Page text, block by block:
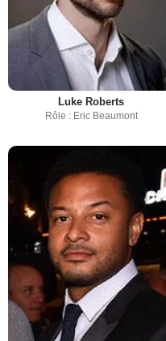
Luke Roberts
Rôle : Eric Beaumont